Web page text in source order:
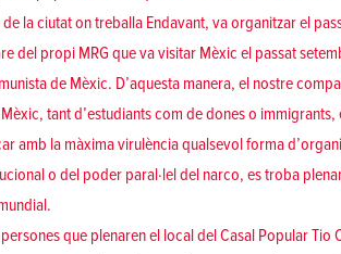
la ciutat on treballa Endavant, va organitzar el
del propi MRG que va visitar Mèxic el passat
de Mèxic. D’aquesta manera, el nostre
tant d’estudiants com de dones o
amb la màxima virulència qualsevol forma
o del poder paral·lel del narco, es troba
que plenaren el local del Casal Popular